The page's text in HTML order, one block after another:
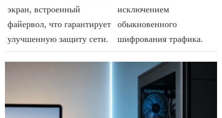
экран, встроенный
файервол, что гарантирует
улучшенную защиту сети.
исключением
обыкновенного
шифрования трафика.